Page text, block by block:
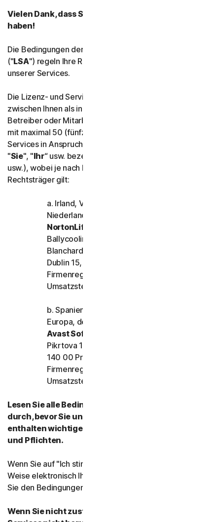
Vielen Dank, dass Sie sich für uns entschieden
haben!
Die Bedingungen der Lizenz- und Servicevereinbarung
("LSA") regeln Ihre Rechte und Pflichten für die Nutzung
unserer Services.
Die Lizenz- und Servicevereinbarung ist ein Vertrag
zwischen Ihnen als individuellem Privatanwender oder
Betreiber oder Mitarbeiter eines kleinen Unternehmens
mit maximal 50 (fünfzig) Mitarbeitern ("
Services in Anspruch nehmen wird (im Folgenden als
"Sie", "Ihr“ usw. bezeichnet), und "
usw.), wobei je nach Ihrem Standort folgender
Rechtsträger gilt:
a. Irland, Vereinigtes Königreich, Belgien,
Niederlande und Luxemburg
NortonLifeLock Ireland Limited
Ballycoolin Business Park, Ballycoolin,
Blanchardstown
Dublin 15, Irland
Firmenregistrierungsnummer: 159355 und
Umsatzsteuernummer: IE6557355A
b. Spanien, Frankreich, Italien und das übrige
Europa, der Nahe Osten und Afrika
Avast Software s.r.o.
Pikrtova 1737/1a, Nusle,
140 00 Praha 4, Tschechische Republik
Firmenregistrierungsnummer: 02176475 und
Umsatzsteuernummer: CZ02176475
Lesen Sie alle Bedingungen der LSA sorgfältig
durch, bevor Sie unsere Services nutzen. Diese
enthalten wichtige Informationen zu Ihren Rechten
und Pflichten.
Wenn Sie auf "Ich stimme zu" klicken oder auf andere
Weise elektronisch Ihre Zustimmung anzeigen, stimmen
Sie den Bedingungen der LSA zu.
Wenn Sie nicht zustimmen: (i) Laden Sie unsere